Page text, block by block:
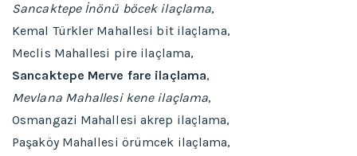
Sancaktepe İnönü böcek ilaçlama,
Kemal Türkler Mahallesi bit ilaçlama,
Meclis Mahallesi pire ilaçlama,
Sancaktepe Merve fare ilaçlama,
Mevlana Mahallesi kene ilaçlama,
Osmangazi Mahallesi akrep ilaçlama,
Paşaköy Mahallesi örümcek ilaçlama,